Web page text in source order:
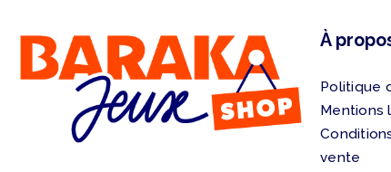
À
Politique
Mentions
vente